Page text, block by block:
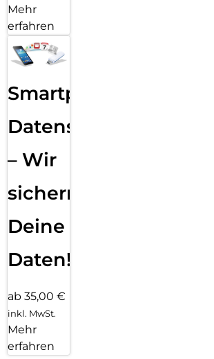
Mehr
erfahren
Smartphone
Datensicherung
– Wir
sichern
Deine
Daten!
ab 35,00 €
inkl. MwSt.
Mehr
erfahren